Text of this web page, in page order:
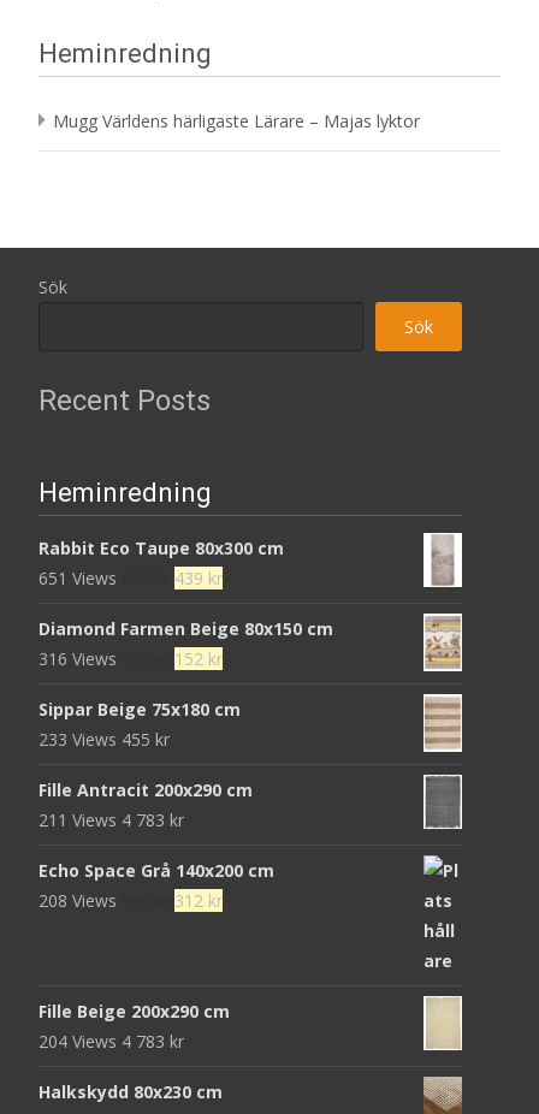
Heminredning
Mugg Världens härligaste Lärare – Majas lyktor
Sök
Sök
Recent Posts
Heminredning
Rabbit Eco Taupe 80x300 cm
651 Views
Det
priset
var:
439 krDet
priset
är:
Diamond Farmen Beige 80x150 cm
316 Views
Det
priset
152 krDet
priset
Sippar Beige 75x180 cm
233 Views 455 kr
Fille Antracit 200x290 cm
211 Views 4 783 kr
Echo Space Grå 140x200 cm
208 Views
Det
952 kr.
312 krDet
312 kr.
Fille Beige 200x290 cm
204 Views 4 783 kr
Halkskydd 80x230 cm